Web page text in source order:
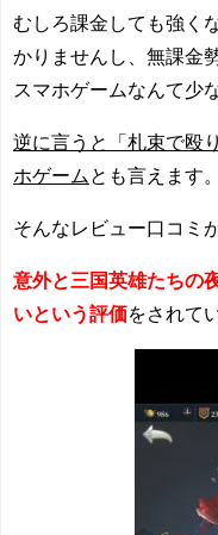
むしろ課金しても強く
かりませんし、無課金
スマホゲームなんて少
逆に言うと「札束で殴
ホゲーム とも言えます。
そんなレビュー口コミ
意外と三国英雄たちの
いという評価をされて